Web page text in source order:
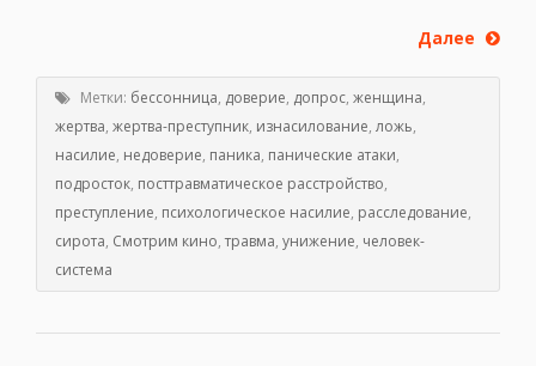
Далее
Метки: бессонница, доверие, допрос, женщина,
жертва, жертва-преступник, изнасилование, ложь,
насилие, недоверие, паника, панические атаки,
подросток, посттравматическое расстройство,
преступление, психологическое насилие, расследование,
сирота, Смотрим кино,травма, унижение, человек-
система